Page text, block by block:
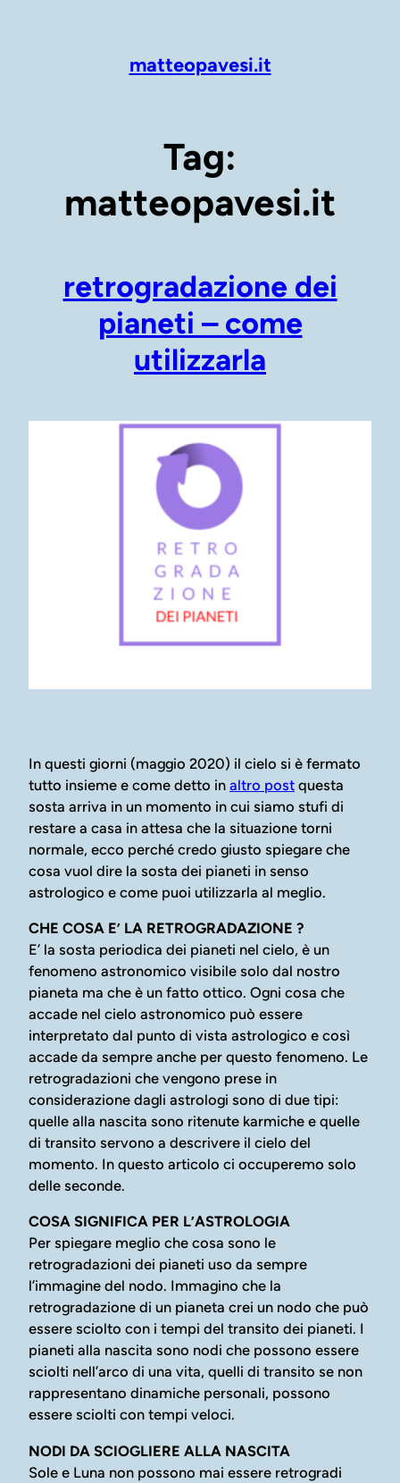
matteopavesi.it
Tag:
matteopavesi.it
retrogradazione dei
pianeti – come
utilizzarla
In questi giorni (maggio 2020) il cielo si è fermato
tutto insieme e come detto in altro post questa
sosta arriva in un momento in cui siamo stufi di
restare a casa in attesa che la situazione torni
normale, ecco perché credo giusto spiegare che
cosa vuol dire la sosta dei pianeti in senso
astrologico e come puoi utilizzarla al meglio.
CHE COSA E’ LA RETROGRADAZIONE ?
E’ la sosta periodica dei pianeti nel cielo, è un
fenomeno astronomico visibile solo dal nostro
pianeta ma che è un fatto ottico. Ogni cosa che
accade nel cielo astronomico può essere
interpretato dal punto di vista astrologico e così
accade da sempre anche per questo fenomeno. Le
retrogradazioni che vengono prese in
considerazione dagli astrologi sono di due tipi:
quelle alla nascita sono ritenute karmiche e quelle
di transito servono a descrivere il cielo del
momento. In questo articolo ci occuperemo solo
delle seconde.
COSA SIGNIFICA PER L’ASTROLOGIA
Per spiegare meglio che cosa sono le
retrogradazioni dei pianeti uso da sempre
l’immagine del nodo. Immagino che la
retrogradazione di un pianeta crei un nodo che può
essere sciolto con i tempi del transito dei pianeti. I
pianeti alla nascita sono nodi che possono essere
sciolti nell’arco di una vita, quelli di transito se non
rappresentano dinamiche personali, possono
essere sciolti con tempi veloci.
NODI DA SCIOGLIERE ALLA NASCITA
Sole e Luna non possono mai essere retrogradi